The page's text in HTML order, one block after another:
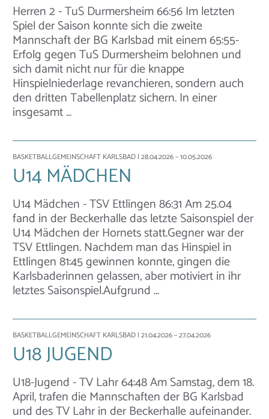
Herren 2 - TuS Durmersheim 66:56 Im letzten
Spiel der Saison konnte sich die zweite
Mannschaft der BG Karlsbad mit einem 65:55-
Erfolg gegen TuS Durmersheim belohnen und
sich damit nicht nur für die knappe
Hinspielniederlage revanchieren, sondern auch
den dritten Tabellenplatz sichern. In einer
insgesamt …
BASKETBALLGEMEINSCHAFT KARLSBAD | 28.04.2026 – 10.05.2026
U14 MÄDCHEN
U14 Mädchen - TSV Ettlingen 86:31 Am 25.04
fand in der Beckerhalle das letzte Saisonspiel der
U14 Mädchen der Hornets statt.Gegner war der
TSV Ettlingen. Nachdem man das Hinspiel in
Ettlingen 81:45 gewinnen konnte, gingen die
Karlsbaderinnen gelassen, aber motiviert in ihr
letztes Saisonspiel.Aufgrund …
BASKETBALLGEMEINSCHAFT KARLSBAD | 21.04.2026 – 27.04.2026
U18 JUGEND
U18-Jugend - TV Lahr 64:48 Am Samstag, dem 18.
April, trafen die Mannschaften der BG Karlsbad
und des TV Lahr in der Beckerhalle aufeinander.